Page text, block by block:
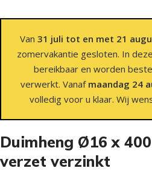
Van 31 juli tot en met 21
zomervakantie gesloten. In
bereikbaar en worden
verwerkt. Vanaf maandag 24
volledig voor u klaar. Wij
Duimheng Ø16 x
verzet verzinkt